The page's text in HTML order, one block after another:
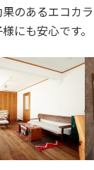
果のあるエコカ
にも安心です。